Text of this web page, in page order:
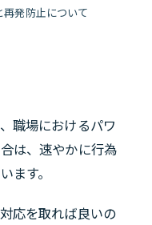
発防止について
職場におけるパワ
は、速やかに行為
ます。
応を取れば良いの